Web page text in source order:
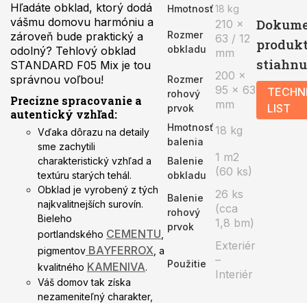
Hľadáte obklad, ktorý dodá
vášmu domovu harmóniu a
zároveň bude praktický a
odolný? Tehlový obklad
STANDARD F05 Mix je tou
správnou voľbou!
Precízne spracovanie a
autentický vzhľad:
Vďaka dôrazu na detaily
sme zachytili
charakteristický vzhľad a
textúru starých tehál.
Obklad je vyrobený z tých
najkvalitnejších surovín.
Bieleho
portlandského CEMENTU
pigmentov BAYFERROX , a
kvalitného KAMENIVA.
Váš domov tak získa
nezameniteľný charakter,
Hmotnosť18 kg
Rozmer
obkladu
210 x
63 / 12
mm
Rozmer
rohový
prvok
200 x
95 x 63
mm
Hmotnosť
balenia
18 kg
Balenie
obkladu
1 m2
(60 ks)
Balenie
rohový
prvok
26 ks
(cca
1,8 bm)
Použitie
Exteriér
–
Interiér
LIST